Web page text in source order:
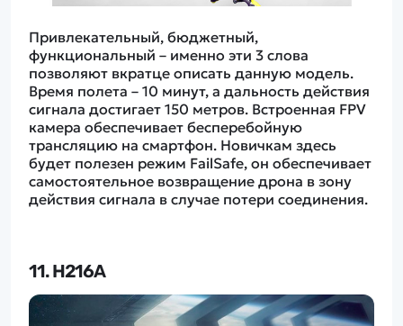
Привлекательный, бюджетный,
функциональный – именно эти 3 слова
позволяют вкратце описать данную модель.
Время полета – 10 минут, а дальность действия
сигнала достигает 150 метров. Встроенная FPV
камера обеспечивает бесперебойную
трансляцию на смартфон. Новичкам здесь
будет полезен режим FailSafe, он обеспечивает
самостоятельное возвращение дрона в зону
действия сигнала в случае потери соединения.
11. H216A